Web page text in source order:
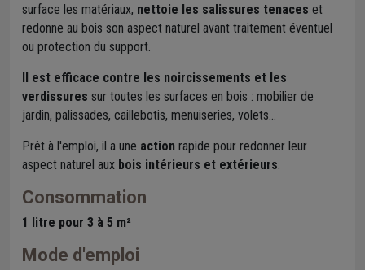
surface les matériaux, nettoie les salissures tenaces et
redonne au bois son aspect naturel avant traitement éventuel
ou protection du support.
Il est efficace contre les noircissements et les
verdissures sur toutes les surfaces en bois : mobilier de
jardin, palissades, caillebotis, menuiseries, volets...
Prêt à l'emploi, il a une action rapide pour redonner leur
aspect naturel aux bois intérieurs et extérieurs.
Consommation
1 litre pour 3 à 5 m²
Mode d'emploi